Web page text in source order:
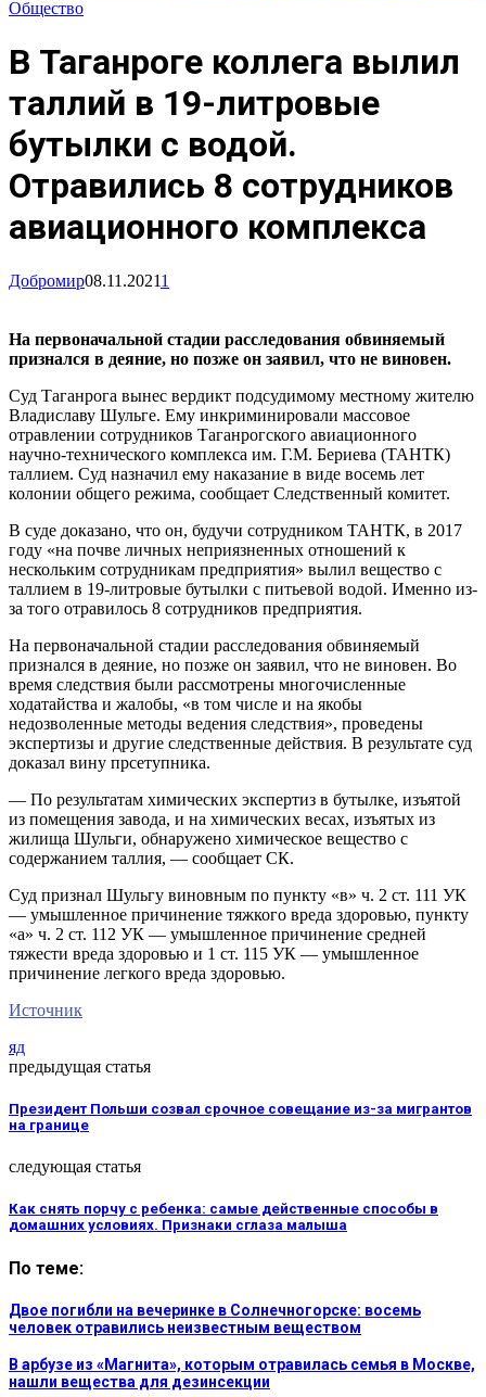
Общество
В Таганроге коллега вылил
таллий в 19-литровые
бутылки с водой.
Отравились 8 сотрудников
авиационного комплекса
Добромир08.11.20211
На первоначальной стадии расследования обвиняемый
признался в деяние, но позже он заявил, что не виновен.
Суд Таганрога вынес вердикт подсудимому местному жителю
Владиславу Шульге. Ему инкриминировали массовое
отравлении сотрудников Таганрогского авиационного
научно-технического комплекса им. Г.М. Бериева (ТАНТК)
таллием. Суд назначил ему наказание в виде восемь лет
колонии общего режима, сообщает Следственный комитет.
В суде доказано, что он, будучи сотрудником ТАНТК, в 2017
году «на почве личных неприязненных отношений к
нескольким сотрудникам предприятия» вылил вещество с
таллием в 19-литровые бутылки с питьевой водой. Именно из-
за того отравилось 8 сотрудников предприятия.
На первоначальной стадии расследования обвиняемый
признался в деяние, но позже он заявил, что не виновен. Во
время следствия были рассмотрены многочисленные
ходатайства и жалобы, «в том числе и на якобы
недозволенные методы ведения следствия», проведены
экспертизы и другие следственные действия. В результате суд
доказал вину прсетупника.
— По результатам химических экспертиз в бутылке, изъятой
из помещения завода, и на химических весах, изъятых из
жилища Шульги, обнаружено химическое вещество с
содержанием таллия, — сообщает СК.
Суд признал Шульгу виновным по пункту «в» ч. 2 ст. 111 УК
— умышленное причинение тяжкого вреда здоровью, пункту
«а» ч. 2 ст. 112 УК — умышленное причинение средней
тяжести вреда здоровью и 1 ст. 115 УК — умышленное
причинение легкого вреда здоровью.
Источник
яд
предыдущая статья
Президент Польши созвал срочное совещание из-за мигрантов
на границе
следующая статья
Как снять порчу с ребенка: самые действенные способы в
домашних условиях. Признаки сглаза малыша
По теме:
Двое погибли на вечеринке в Солнечногорске: восемь
человек отравились неизвестным веществом
В арбузе из «Магнита», которым отравилась семья в Москве,
нашли вещества для дезинсекции